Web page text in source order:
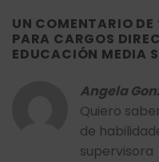
UN COMENTARIO DE
PARA CARGOS
EDUCACIÓN MEDIA
Angela
Quiero
de
supervisora